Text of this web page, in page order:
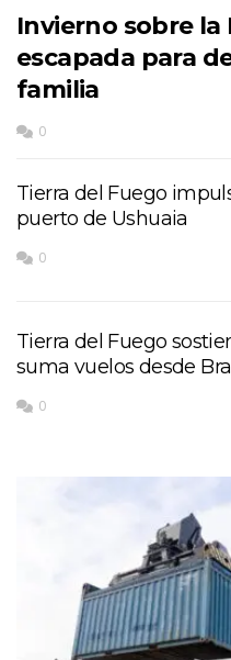
Invierno sobre la
escapada para
familia
0
Tierra del Fuego
puerto de Ushuaia
0
Tierra del Fuego
suma vuelos desde
0